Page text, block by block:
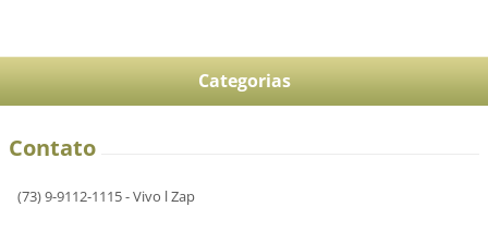
Categorias
Contato
(73) 9-9112-1115 - Vivo l Zap